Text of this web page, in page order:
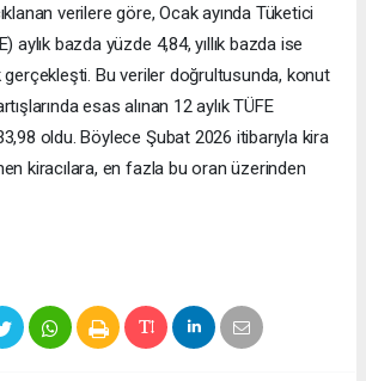
verilere göre, Ocak ayında Tüketici
aylık bazda yüzde 4,84, yıllık bazda ise
Bu veriler doğrultusunda, konut
esas alınan 12 aylık TÜFE
oldu. Böylece Şubat 2026 itibarıyla kira
kiracılara, en fazla bu oran üzerinden